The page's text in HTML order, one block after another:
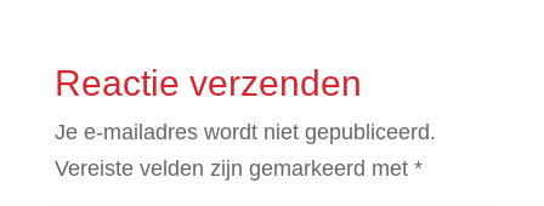
Reactie verzenden
Je e-mailadres wordt niet gepubliceerd.
Vereiste velden zijn gemarkeerd met *